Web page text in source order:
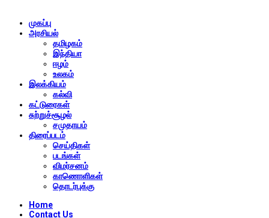
முகப்பு
அரசியல்
தமிழகம்
இந்தியா
ஈழம்
உலகம்
இலக்கியம்
கல்வி
கட்டுரைகள்
சுற்றுச்சூழல்
சமுதாயம்
திரைப்படம்
செய்திகள்
படங்கள்
விமர்சனம்
காணொளிகள்
தொடர்புக்கு
Home
Contact Us